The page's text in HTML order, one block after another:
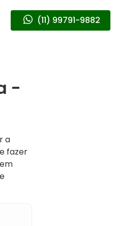
(11) 99791-9882
-
a
fazer